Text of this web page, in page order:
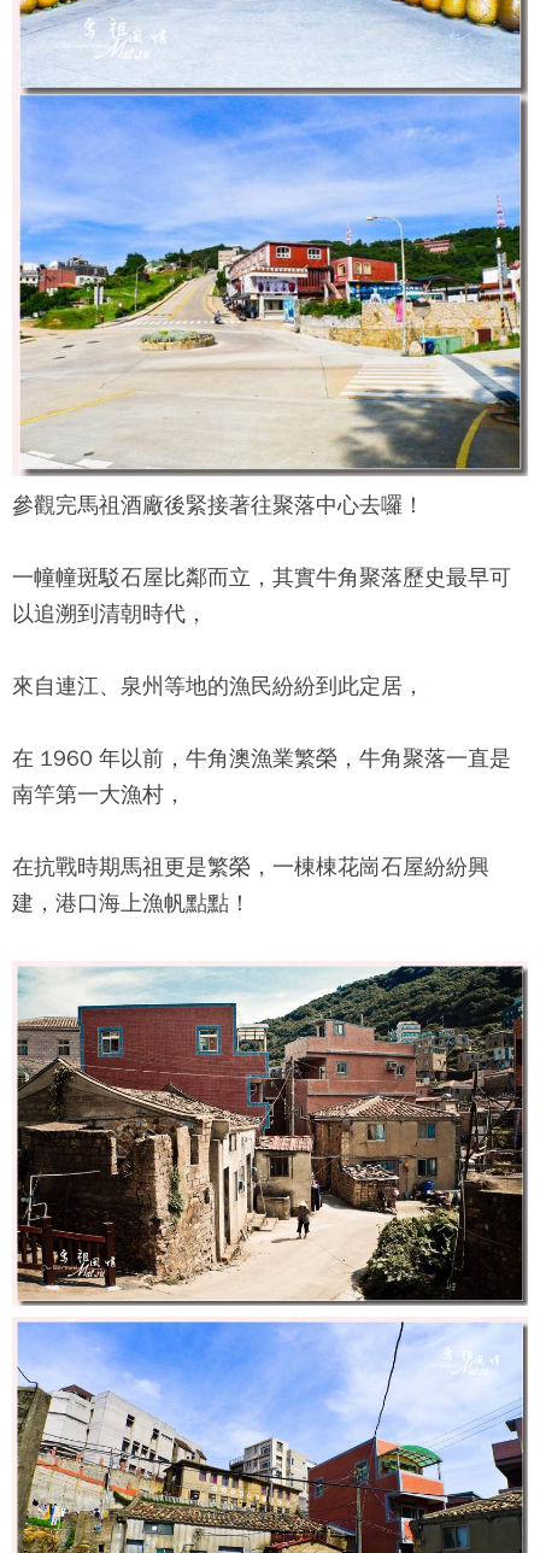
參觀完馬祖酒廠後緊接著往聚落中心去囉！
一幢幢斑駁石屋比鄰而立，其實牛角聚落歷史最早可
以追溯到清朝時代，
來自連江、泉州等地的漁民紛紛到此定居，
在 1960 年以前，牛角澳漁業繁榮， 牛角聚落一直是
南竿第一大漁村，
在抗戰時期馬祖更是繁榮，一棟棟花崗石屋紛紛興
建，港口海上漁帆點點！